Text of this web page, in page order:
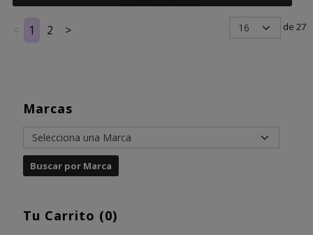
Marcas
Tu Carrito (0)
1 2 > de 27